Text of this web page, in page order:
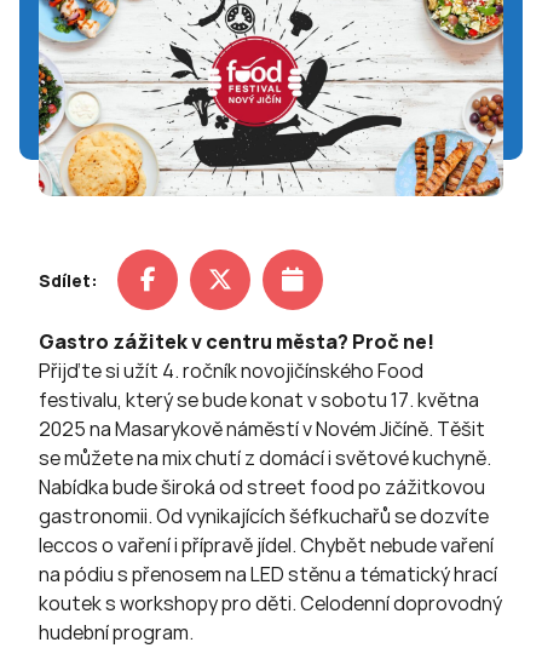
Sdílet:
Gastro zážitek v centru města? Proč ne!
Přijďte si užít 4. ročník novojičínského Food
festivalu, který se bude konat v sobotu 17. května
2025 na Masarykově náměstí v Novém Jičíně. Těšit
se můžete na mix chutí z domácí i světové kuchyně.
Nabídka bude široká od street food po zážitkovou
gastronomii. Od vynikajících šéfkuchařů se dozvíte
leccos o vaření i přípravě jídel. Chybět nebude vaření
na pódiu s přenosem na LED stěnu a tématický hrací
koutek s workshopy pro děti. Celodenní doprovodný
hudební program.